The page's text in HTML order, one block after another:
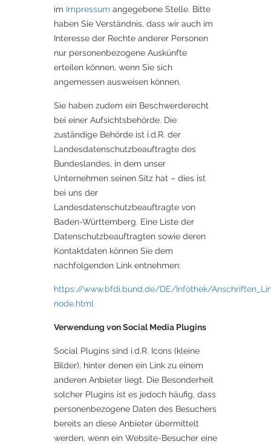
im Impressum angegebene Stelle. Bitte
haben Sie Verständnis, dass wir auch im
Interesse der Rechte anderer Personen
nur personenbezogene Auskünfte
erteilen können, wenn Sie sich
angemessen ausweisen können.
Sie haben zudem ein Beschwerderecht
bei einer Aufsichtsbehörde. Die
zuständige Behörde ist i.d.R. der
Landesdatenschutzbeauftragte des
Bundeslandes, in dem unser
Unternehmen seinen Sitz hat – dies ist
bei uns der
Landesdatenschutzbeauftragte von
Baden-Württemberg. Eine Liste der
Datenschutzbeauftragten sowie deren
Kontaktdaten können Sie dem
nachfolgenden Link entnehmen:
https://www.bfdi.bund.de/DE/Infothek/
node.html
Verwendung von Social Media Plugins
Social Plugins sind i.d.R. Icons (kleine
Bilder), hinter denen ein Link zu einem
anderen Anbieter liegt. Die Besonderheit
solcher Plugins ist es jedoch häufig, dass
personenbezogene Daten des Besuchers
bereits an diese Anbieter übermittelt
werden, wenn ein Website-Besucher eine